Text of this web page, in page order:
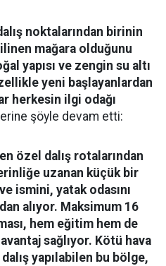
noktalarından birinin
mağara olduğunu
yapısı ve zengin su altı
yeni başlayanlardan
herkesin ilgi odağı
şöyle devam etti:
özel dalış rotalarından
uzanan küçük bir
ismini, yatak odasını
alıyor. Maksimum 16
hem eğitim hem de
sağlıyor. Kötü hava
yapılabilen bu bölge,